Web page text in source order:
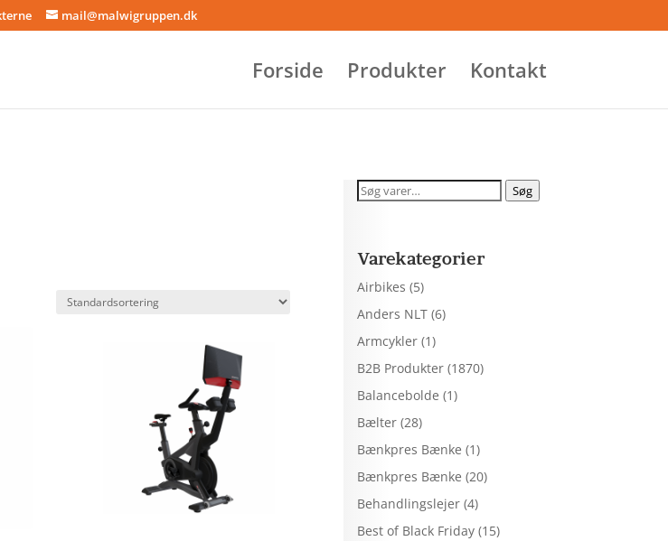
mail@malwigruppen.dk
Forside Produkter Kontakt
Søg
Søg
Varekategorier
Airbikes (5)
Anders NLT (6)
Armcykler (1)
B2B Produkter (1870)
Balancebolde (1)
Bælter (28)
Bænkpres Bænke (1)
Bænkpres Bænke (20)
Behandlingslejer (4)
Best of Black Friday (15)